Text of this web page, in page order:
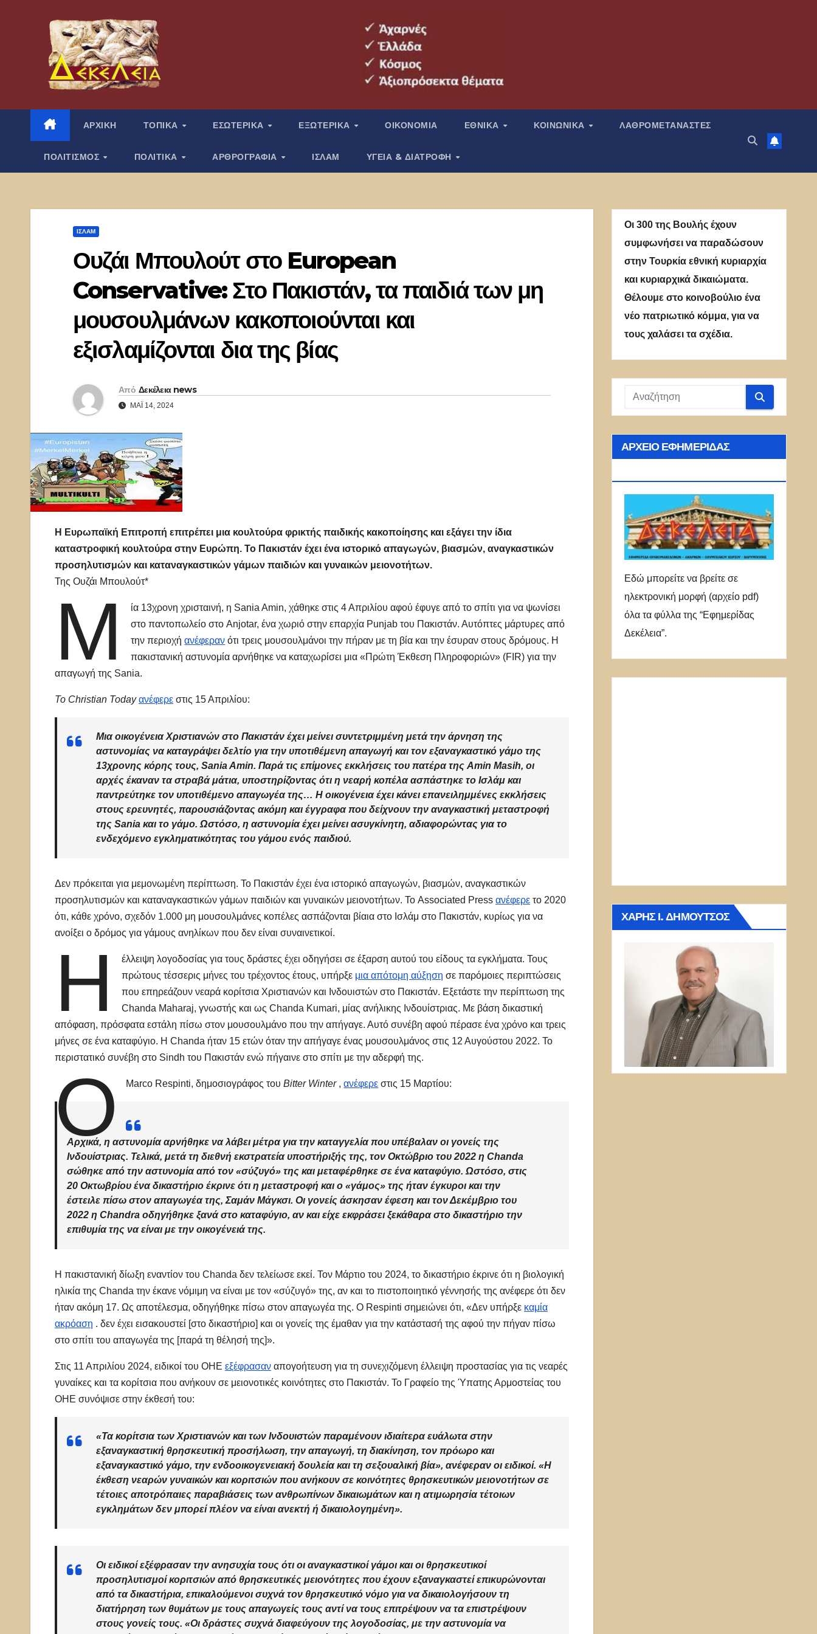
περιεχόμενο
ΑΡΧΙΚΗ ΤΟΠΙΚΑ ΕΣΩΤΕΡΙΚΑ ΕΞΩΤΕΡΙΚΑ ΟΙΚΟΝΟΜΙΑ ΕΘΝΙΚΑ ΚΟΙΝΩΝΙΚΑ ΛΑΘΡΟΜΕΤΑΝΑΣΤΕΣ
ΠΟΛΙΤΙΣΜΟΣ ΠΟΛΙΤΙΚΑ ΑΡΘΡΟΓΡΑΦΙΑ ΙΣΛΑΜ ΥΓΕΙΑ & ΔΙΑΤΡΟΦΗ
ΙΣΛΑΜ
Ουζάι Μπουλούτ στο European
Conservative: Στο Πακιστάν, τα παιδιά των μη
μουσουλμάνων κακοποιούνται και
εξισλαμίζονται δια της βίας
Από Δεκέλεια news
ΜΆΙ 14, 2024
Η Ευρωπαϊκή Επιτροπή επιτρέπει μια κουλτούρα φρικτής παιδικής κακοποίησης και εξάγει την ίδια
καταστροφική κουλτούρα στην Ευρώπη. Το Πακιστάν έχει ένα ιστορικό απαγωγών, βιασμών, αναγκαστικών
προσηλυτισμών και καταναγκαστικών γάμων παιδιών και γυναικών μειονοτήτων.
Της Ουζάι Μπουλούτ*
Μ
ία 13χρονη χρισταινή, η Sania Amin, χάθηκε στις 4 Απριλίου αφού έφυγε από το σπίτι για να ψωνίσει
στο παντοπωλείο στο Anjotar, ένα χωριό στην επαρχία Punjab του Πακιστάν. Αυτόπτες μάρτυρες από
την περιοχήανέφεραν ότι τρεις μουσουλμάνοι την πήραν με τη βία και την έσυραν στους δρόμους. Η
πακιστανική αστυνομία αρνήθηκε να καταχωρίσει μια «Πρώτη Έκθεση Πληροφοριών» (FIR) για την
απαγωγή της Sania.
Το Christian Todayανέφερε στις 15 Απριλίου:
Μια οικογένεια Χριστιανών στο Πακιστάν έχει μείνει συντετριμμένη μετά την άρνηση της
αστυνομίας να καταγράψει δελτίο για την υποτιθέμενη απαγωγή και τον εξαναγκαστικό γάμο της
13χρονης κόρης τους, Sania Amin. Παρά τις επίμονες εκκλήσεις του πατέρα της Amin Masih, οι
αρχές έκαναν τα στραβά μάτια, υποστηρίζοντας ότι η νεαρή κοπέλα ασπάστηκε το Ισλάμ και
παντρεύτηκε τον υποτιθέμενο απαγωγέα της… Η οικογένεια έχει κάνει επανειλημμένες εκκλήσεις
στους ερευνητές, παρουσιάζοντας ακόμη και έγγραφα που δείχνουν την αναγκαστική μεταστροφή
της Sania και το γάμο. Ωστόσο, η αστυνομία έχει μείνει ασυγκίνητη, αδιαφορώντας για το
ενδεχόμενο εγκληματικότητας του γάμου ενός παιδιού.
Δεν πρόκειται για μεμονωμένη περίπτωση. Το Πακιστάν έχει ένα ιστορικό απαγωγών, βιασμών, αναγκαστικών
προσηλυτισμών και καταναγκαστικών γάμων παιδιών και γυναικών μειονοτήτων. Το Associated Press ανέφερε το 2020
ότι, κάθε χρόνο, σχεδόν 1.000 μη μουσουλμάνες κοπέλες ασπάζονται βίαια στο Ισλάμ στο Πακιστάν, κυρίως για να
ανοίξει ο δρόμος για γάμους ανηλίκων που δεν είναι συναινετικοί.
Η
έλλειψη λογοδοσίας για τους δράστες έχει οδηγήσει σε έξαρση αυτού του είδους τα εγκλήματα. Τους
πρώτους τέσσερις μήνες του τρέχοντος έτους, υπήρξε μια απότομη αύξηση σε παρόμοιες περιπτώσεις
που επηρεάζουν νεαρά κορίτσια Χριστιανών και Ινδουιστών στο Πακιστάν. Εξετάστε την περίπτωση της
Chanda Maharaj, γνωστής και ως Chanda Kumari, μίας ανήλικης Ινδουίστριας. Με βάση δικαστική
απόφαση, πρόσφατα εστάλη πίσω στον μουσουλμάνο που την απήγαγε. Αυτό συνέβη αφού πέρασε ένα χρόνο και τρεις
μήνες σε ένα καταφύγιο. Η Chanda ήταν 15 ετών όταν την απήγαγε ένας μουσουλμάνος στις 12 Αυγούστου 2022. Το
περιστατικό συνέβη στο Sindh του Πακιστάν ενώ πήγαινε στο σπίτι με την αδερφή της.
Ο Marco Respinti, δημοσιογράφος τουBitter Winter,ανέφερε στις 15 Μαρτίου:
Αρχικά, η αστυνομία αρνήθηκε να λάβει μέτρα για την καταγγελία που υπέβαλαν οι γονείς της
Ινδουίστριας. Τελικά, μετά τη διεθνή εκστρατεία υποστήριξής της, τον Οκτώβριο του 2022 η Chanda
σώθηκε από την αστυνομία από τον «σύζυγό» της και μεταφέρθηκε σε ένα καταφύγιο. Ωστόσο, στις
20 Οκτωβρίου ένα δικαστήριο έκρινε ότι η μεταστροφή και ο «γάμος» της ήταν έγκυροι και την
έστειλε πίσω στον απαγωγέα της, Σαμάν Μάγκσι. Οι γονείς άσκησαν έφεση και τον Δεκέμβριο του
2022 η Chandra οδηγήθηκε ξανά στο καταφύγιο, αν και είχε εκφράσει ξεκάθαρα στο δικαστήριο την
επιθυμία της να είναι με την οικογένειά της.
Η πακιστανική δίωξη εναντίον του Chanda δεν τελείωσε εκεί. Τον Μάρτιο του 2024, το δικαστήριο έκρινε ότι η βιολογική
ηλικία της Chanda την έκανε νόμιμη να είναι με τον «σύζυγό» της, αν και το πιστοποιητικό γέννησής της ανέφερε ότι δεν
ήταν ακόμη 17. Ως αποτέλεσμα, οδηγήθηκε πίσω στον απαγωγέα της. Ο Respinti σημειώνει ότι, «Δεν υπήρξε καμία
ακρόαση . δεν έχει εισακουστεί [στο δικαστήριο] και οι γονείς της έμαθαν για την κατάστασή της αφού την πήγαν πίσω
στο σπίτι του απαγωγέα της [παρά τη θέλησή της]».
Στις 11 Απριλίου 2024, ειδικοί του ΟΗΕ εξέφρασαν απογοήτευση για τη συνεχιζόμενη έλλειψη προστασίας για τις νεαρές
γυναίκες και τα κορίτσια που ανήκουν σε μειονοτικές κοινότητες στο Πακιστάν. Το Γραφείο της Ύπατης Αρμοστείας του
ΟΗΕ συνόψισε στην έκθεσή του:
«Τα κορίτσια των Χριστιανών και των Ινδουιστών παραμένουν ιδιαίτερα ευάλωτα στην
εξαναγκαστική θρησκευτική προσήλωση, την απαγωγή, τη διακίνηση, τον πρόωρο και
εξαναγκαστικό γάμο, την ενδοοικογενειακή δουλεία και τη σεξουαλική βία», ανέφεραν οι ειδικοί. «Η
έκθεση νεαρών γυναικών και κοριτσιών που ανήκουν σε κοινότητες θρησκευτικών μειονοτήτων σε
τέτοιες αποτρόπαιες παραβιάσεις των ανθρωπίνων δικαιωμάτων και η ατιμωρησία τέτοιων
εγκλημάτων δεν μπορεί πλέον να είναι ανεκτή ή δικαιολογημένη».
Οι ειδικοί εξέφρασαν την ανησυχία τους ότι οι αναγκαστικοί γάμοι και οι θρησκευτικοί
προσηλυτισμοί κοριτσιών από θρησκευτικές μειονότητες που έχουν εξαναγκαστεί επικυρώνονται
από τα δικαστήρια, επικαλούμενοι συχνά τον θρησκευτικό νόμο για να δικαιολογήσουν τη
διατήρηση των θυμάτων με τους απαγωγείς τους αντί να τους επιτρέψουν να τα επιστρέψουν
στους γονείς τους. «Οι δράστες συχνά διαφεύγουν της λογοδοσίας, με την αστυνομία να
Οι 300 της Βουλής έχουν
συμφωνήσει να παραδώσουν
στην Τουρκία εθνική κυριαρχία
και κυριαρχικά δικαιώματα.
Θέλουμε στο κοινοβούλιο ένα
νέο πατριωτικό κόμμα, για να
τους χαλάσει τα σχέδια.
ΑΡΧΕΊΟ ΕΦΗΜΕΡΊΔΑΣ
Εδώ μπορείτε να βρείτε σε
ηλεκτρονική μορφή (αρχείο pdf)
όλα τα φύλλα της “Εφημερίδας
Δεκέλεια”.
ΧΆΡΗΣ Ι. ΔΗΜΟΎΤΣΟΣ